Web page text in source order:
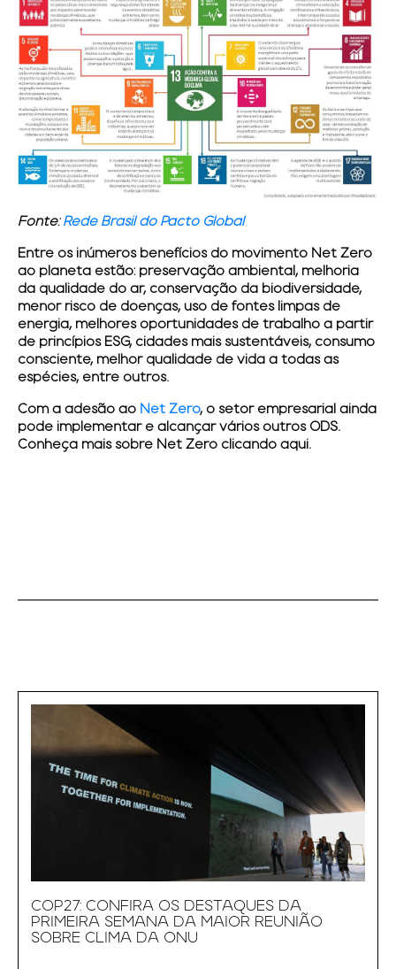
Fonte:Rede Brasil do Pacto Global
Entre os inúmeros benefícios do movimento Net Zero
ao planeta estão: preservação ambiental, melhoria
da qualidade do ar, conservação da biodiversidade,
menor risco de doenças, uso de fontes limpas de
energia, melhores oportunidades de trabalho a partir
de princípios ESG, cidades mais sustentáveis, consumo
consciente, melhor qualidade de vida a todas as
espécies, entre outros.
Com a adesão ao Net Zero, o setor empresarial ainda
pode implementar e alcançar vários outros ODS.
Conheça mais sobre Net Zero clicando aqui.
COP27: CONFIRA OS DESTAQUES DA
PRIMEIRA SEMANA DA MAIOR REUNIÃO
SOBRE CLIMA DA ONU